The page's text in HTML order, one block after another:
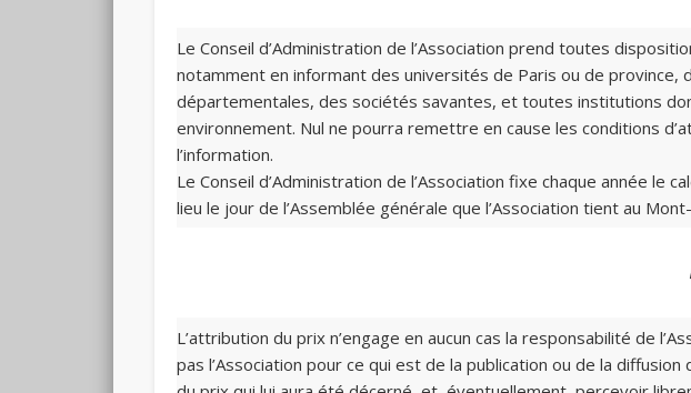
Le Conseil d’Administration de l’Association prend toutes
notamment en informant des universités de Paris ou de
départementales, des sociétés savantes, et toutes institutions
environnement. Nul ne pourra remettre en cause les conditions
l’information.
Le Conseil d’Administration de l’Association fixe chaque année
lieu le jour de l’Assemblée générale que l’Association tient au
L’attribution du prix n’engage en aucun cas la responsabilité de
pas l’Association pour ce qui est de la publication ou de la